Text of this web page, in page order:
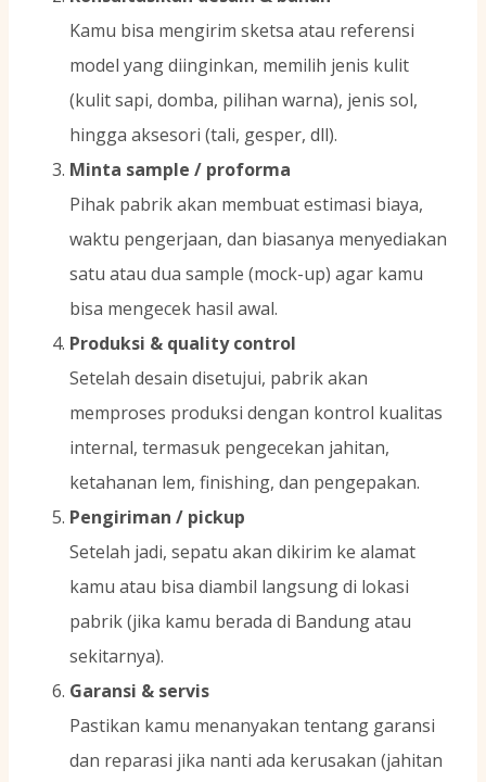
Kamu bisa mengirim sketsa atau referensi
model yang diinginkan, memilih jenis kulit
(kulit sapi, domba, pilihan warna), jenis sol,
hingga aksesori (tali, gesper, dll).
Minta sample / proforma
Pihak pabrik akan membuat estimasi biaya,
waktu pengerjaan, dan biasanya menyediakan
satu atau dua sample (mock-up) agar kamu
bisa mengecek hasil awal.
Produksi & quality control
Setelah desain disetujui, pabrik akan
memproses produksi dengan kontrol kualitas
internal, termasuk pengecekan jahitan,
ketahanan lem, finishing, dan pengepakan.
Pengiriman / pickup
Setelah jadi, sepatu akan dikirim ke alamat
kamu atau bisa diambil langsung di lokasi
pabrik (jika kamu berada di Bandung atau
sekitarnya).
Garansi & servis
Pastikan kamu menanyakan tentang garansi
dan reparasi jika nanti ada kerusakan (jahitan